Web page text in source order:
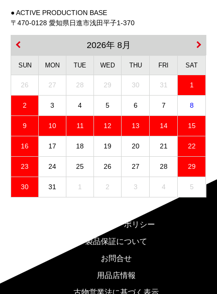
● ACTIVE PRODUCTION BASE
〒470-0128 愛知県日進市浅田平子1-370
2026年 8月
SUN MON TUE WED THU FRI SAT
26 27 28 29 30 31 1
2 3 4 5 6 7 8
9 10 11 12 13 14 15
16 17 18 19 20 21 22
23 24 25 26 27 28 29
30 31 1 2 3 4 5
プライバシーポリシー
製品保証について
お問合せ
用品店情報
古物営業法に基づく表示